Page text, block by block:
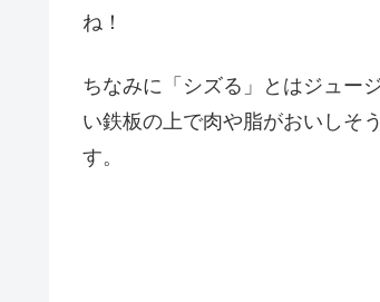
ね！
ちなみに「シズる」とはジュー
い鉄板の上で肉や脂がおいしそ
す。